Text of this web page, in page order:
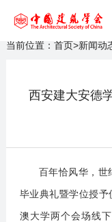
当前位置： 首页>新闻动
西安建大安德
百年恰风华，世
毕业典礼暨学位授
澳大学两个会场线